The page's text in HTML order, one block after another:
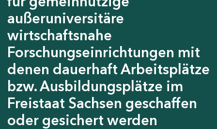
außeruniversitäre
wirtschaftsnahe
Forschungseinrichtungen mit
denen dauerhaft Arbeitsplätze
bzw. Ausbildungsplätze im
Freistaat Sachsen geschaffen
oder gesichert werden